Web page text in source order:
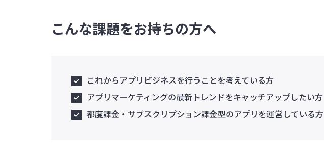
こんな課題をお持ちの方へ
これからアプリビジネスを行うことを考えている方
アプリマーケティングの最新トレンドをキャッチアップしたい方
都度課金・サブスクリプション課金型のアプリを運営している方